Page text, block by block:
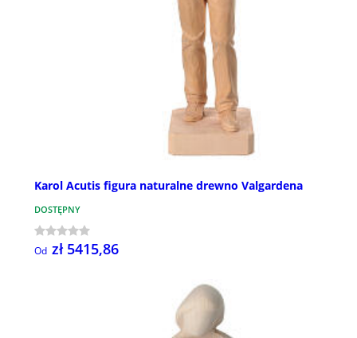
Karol Acutis figura naturalne drewno Valgardena
DOSTĘPNY
Od zł 5415,86